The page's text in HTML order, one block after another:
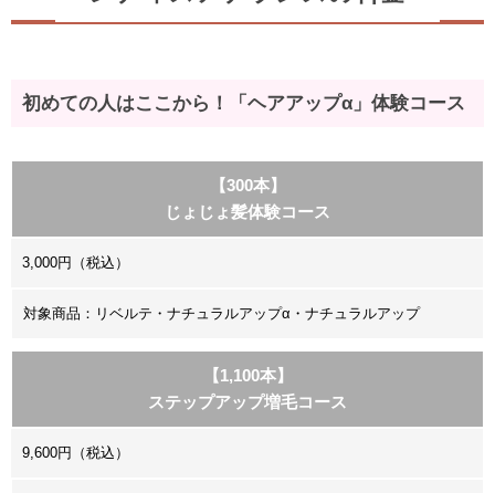
初めての人はここから！「ヘアアップα」体験コース
【300本】
じょじょ髪体験コース
3,000円（税込）
対象商品：リベルテ・ナチュラルアップα・ナチュラルアップ
【1,100本】
ステップアップ増毛コース
9,600円（税込）